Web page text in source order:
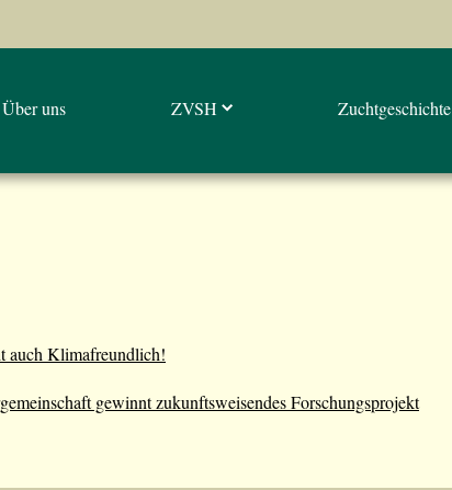
Über uns ZVSH Zuchtgeschichte
auch Klimafreundlich!
gewinnt zukunftsweisendes Forschungsprojekt